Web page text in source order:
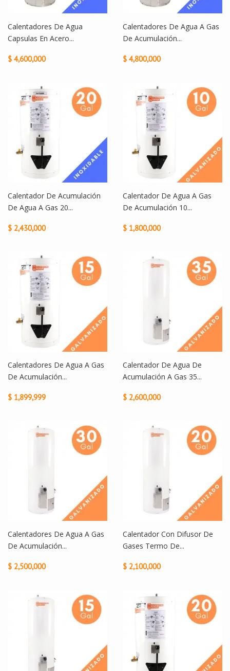
Calentadores De Agua
Capsulas En Acero...
$ 4,600,000
Calentadores De Agua A Gas
De Acumulación...
$ 4,800,000
Calentador De Acumulación
De Agua A Gas 20...
$ 2,430,000
Calentador De Agua A Gas
De Acumulación 10...
$ 1,800,000
Calentadores De Agua A Gas
De Acumulación...
$ 1,899,999
Calentador De Agua De
Acumulación A Gas 35...
$ 2,600,000
Calentadores De Agua A Gas
De Acumulación...
$ 2,500,000
Calentador Con Difusor De
Gases Termo De...
$ 2,100,000